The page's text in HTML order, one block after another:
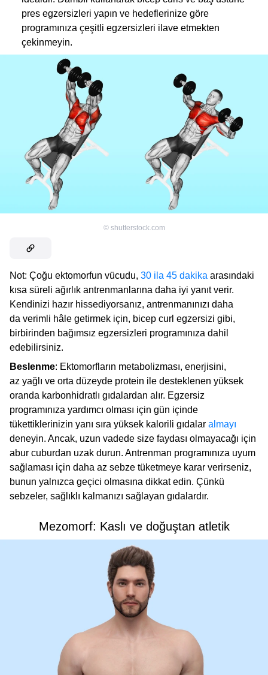
pres egzersizleri yapın ve hedeflerinize göre
programınıza çeşitli egzersizleri ilave etmekten
çekinmeyin.
© shutterstock.com
Not: Çoğu ektomorfun vücudu, 30 ila 45 dakika arasındaki
kısa süreli ağırlık antrenmanlarına daha iyi yanıt verir.
Kendinizi hazır hissediyorsanız, antrenmanınızı daha
da verimli hâle getirmek için, bicep curl egzersizi gibi,
birbirinden bağımsız egzersizleri programınıza dahil
edebilirsiniz.
Beslenme: Ektomorfların metabolizması, enerjisini,
az yağlı ve orta düzeyde protein ile desteklenen yüksek
oranda karbonhidratlı gıdalardan alır. Egzersiz
programınıza yardımcı olması için gün içinde
tükettiklerinizin yanı sıra yüksek kalorili gıdalar almayı
deneyin. Ancak, uzun vadede size faydası olmayacağı için
abur cuburdan uzak durun. Antrenman programınıza uyum
sağlaması için daha az sebze tüketmeye karar verirseniz,
bunun yalnızca geçici olmasına dikkat edin. Çünkü
sebzeler, sağlıklı kalmanızı sağlayan gıdalardır.
Mezomorf: Kaslı ve doğuştan atletik